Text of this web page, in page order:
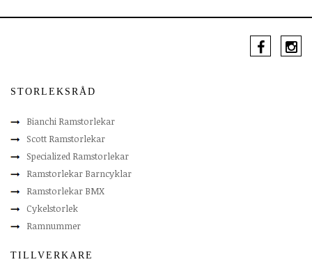
STORLEKSRÅD
Bianchi Ramstorlekar
Scott Ramstorlekar
Specialized Ramstorlekar
Ramstorlekar Barncyklar
Ramstorlekar BMX
Cykelstorlek
Ramnummer
TILLVERKARE